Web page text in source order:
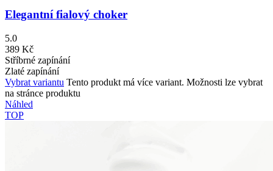
Elegantní fialový choker
5.0
389 Kč
Stříbrné zapínání
Zlaté zapínání
Vybrat variantu Tento produkt má více variant. Možnosti lze vybrat
na stránce produktu
Náhled
TOP